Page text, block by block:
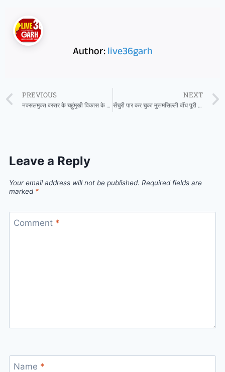
Author:live36garh
PREVIOUS
नक्सलमुक्त बस्तर के चहुंमुखी विकास के लिए उपमुख्यमंत्री विजय शर्मा ने समाज प्रमुखों से मांगा सहयोग
NEXT
सेंचुरी पार कर चुका मुरूमसिल्ली बाँध पूरी तरह सुरक्षित
Leave a Reply
Your email address will not be published. Required fields are
marked *
Comment *
Name *